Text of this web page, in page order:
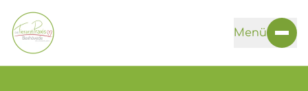
Menü